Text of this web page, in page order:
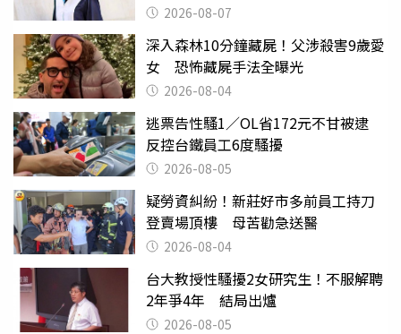
2026-08-07
深入森林10分鐘藏屍！父涉殺害9歲愛
女 恐怖藏屍手法全曝光
2026-08-04
逃票告性騷1／OL省172元不甘被逮
反控台鐵員工6度騷擾
2026-08-05
疑勞資糾紛！新莊好市多前員工持刀
登賣場頂樓 母苦勸急送醫
2026-08-04
台大教授性騷擾2女研究生！不服解聘
2年爭4年 結局出爐
2026-08-05